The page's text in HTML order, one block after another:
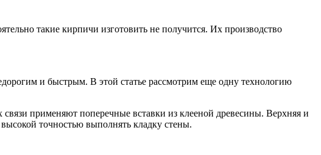
такие кирпичи изготовить не получится. Их производство
и быстрым. В этой статье рассмотрим еще одну технологию
применяют поперечные вставки из клееной древесины. Верхняя и
точностью выполнять кладку стены.